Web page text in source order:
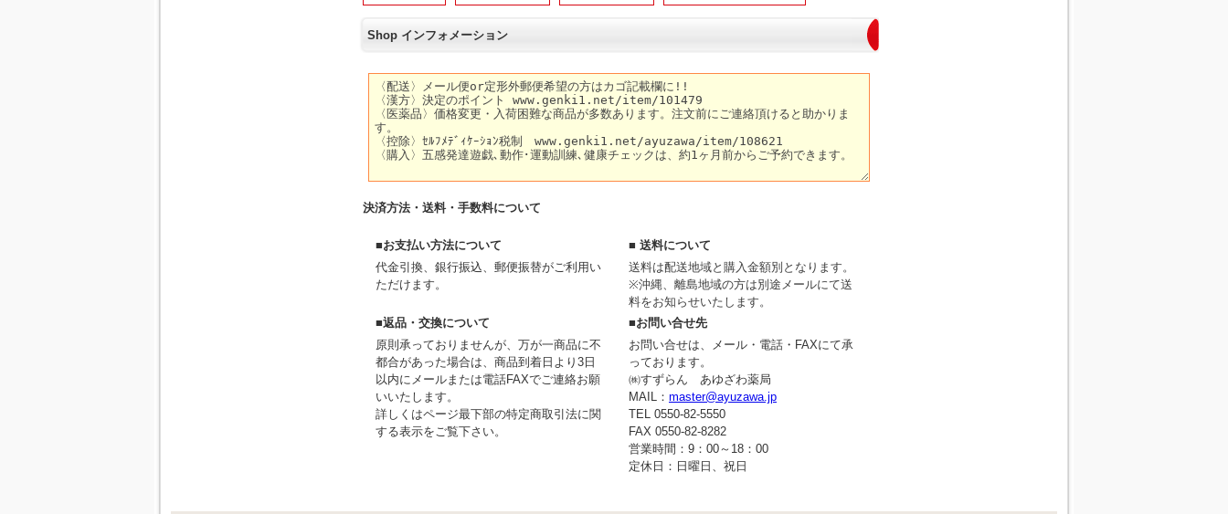
Shop インフォメーション
決済方法・送料・手数料について
■お支払い方法について
■ 送料について
代金引換、銀行振込、郵便振替がご利用い
ただけます。
送料は配送地域と購入金額別となります。
※沖縄、離島地域の方は別途メールにて送
料をお知らせいたします。
■返品・交換について
■お問い合せ先
原則承っておりませんが、万が一商品に不
都合があった場合は、商品到着日より3日
以内にメールまたは電話FAXでご連絡お願
いいたします。
詳しくはページ最下部の特定商取引法に関
する表示をご覧下さい。
お問い合せは、メール・電話・FAXにて承
っております。
㈱すずらん あゆざわ薬局
MAIL： master@ayuzawa.jp
TEL 0550-82-5550
FAX 0550-82-8282
営業時間：9：00～18：00
定休日：日曜日、祝日